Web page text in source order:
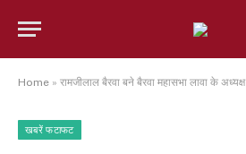
Home » रामजीलाल बैरवा बने बैरवा महासभा लावा के अध्यक्ष
खबरें फटाफट